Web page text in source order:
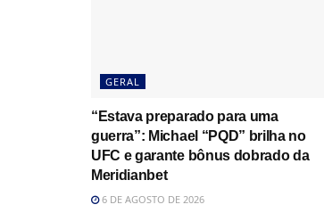
GERAL
“Estava preparado para uma
guerra”: Michael “PQD” brilha no
UFC e garante bônus dobrado da
Meridianbet
6 DE AGOSTO DE 2026